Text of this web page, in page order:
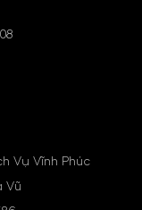
Vụ Vĩnh Phúc
Vũ